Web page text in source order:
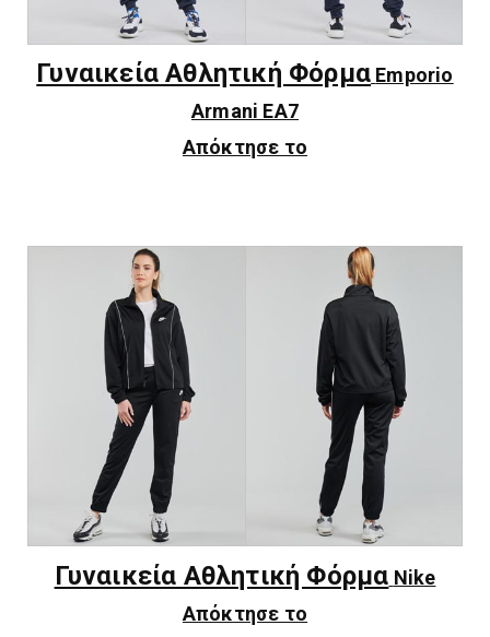
Γυναικεία Αθλητική Φόρμα Emporio
Armani EA7
Απόκτησε το
Γυναικεία Αθλητική Φόρμα Nike
Απόκτησε το